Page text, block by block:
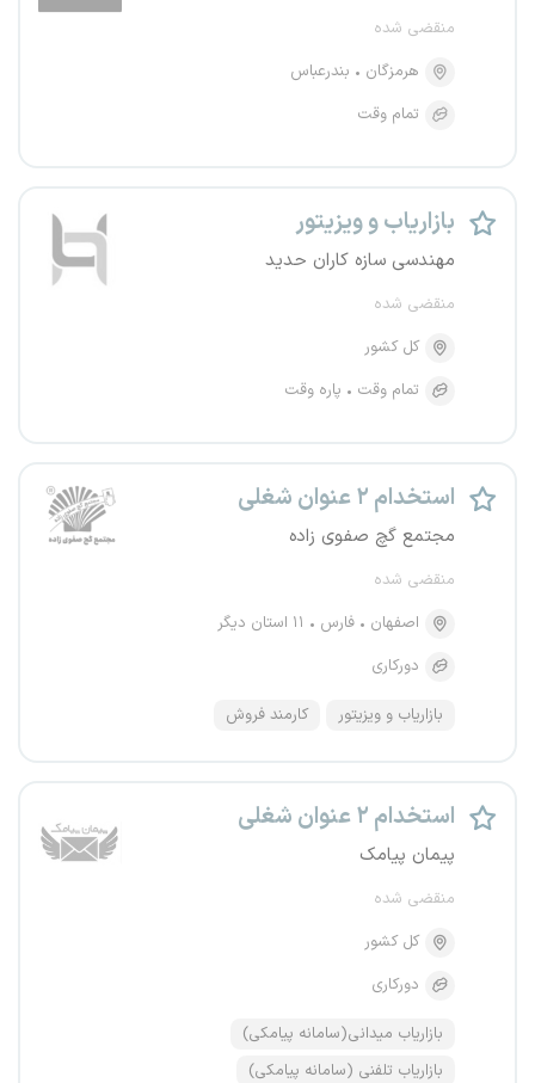
منقضی شده
هرمزگان
بندرعباس
تمام وقت
بازاریاب و ویزیتور
مهندسی سازه کاران حدید
منقضی شده
کل کشور
تمام وقت
پاره وقت
استخدام ۲ عنوان شغلی
مجتمع گچ صفوی زاده
منقضی شده
اصفهان
فارس
۱۱ استان دیگر
دورکاری
بازاریاب و ویزیتور کارمند فروش
استخدام ۲ عنوان شغلی
پیمان پیامک
منقضی شده
کل کشور
دورکاری
بازاریاب میدانی(سامانه پیامکی)
بازاریاب تلفنی (سامانه پیامکی)